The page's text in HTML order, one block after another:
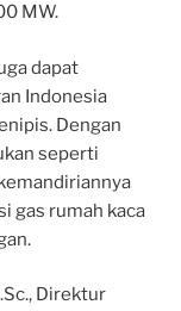
MW.
dapat
Indonesia
Dengan
seperti
gas rumah kaca
Direktur